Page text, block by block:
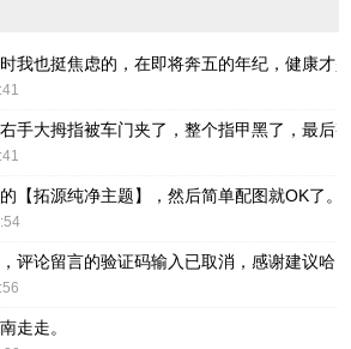
我也挺焦虑的，在即将奔五的年纪，健康才
手大拇指被车门夹了，整个指甲黑了，最后
【拓源纯净主题】，然后简单配图就OK了。
评论留言的验证码输入已取消，感谢建议哈！
走走。